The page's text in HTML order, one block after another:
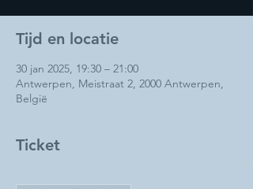
Tijd en locatie
30 jan 2025, 19:30 – 21:00
Antwerpen, Meistraat 2, 2000 Antwerpen,
België
Ticket